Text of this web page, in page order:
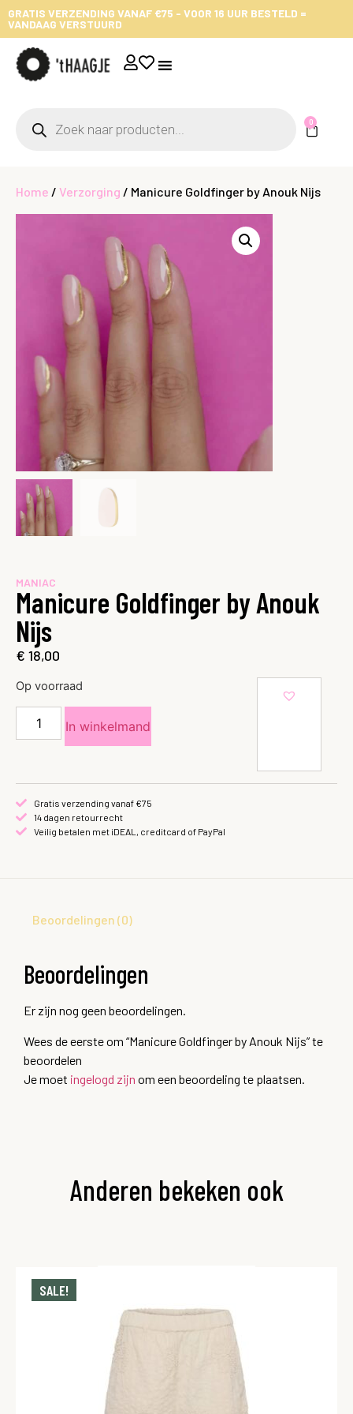
GRATIS VERZENDING VANAF €75 - VOOR 16 UUR BESTELD =
VANDAAG VERSTUURD
0
Home / Verzorging / Manicure Goldfinger by Anouk Nijs
MANIAC
Manicure Goldfinger by Anouk
Nijs
€ 18,00
Op voorraad
In winkelmand
Gratis verzending vanaf €75
14 dagen retourrecht
Veilig betalen met iDEAL, creditcard of PayPal
Beoordelingen (0)
Beoordelingen
Er zijn nog geen beoordelingen.
Wees de eerste om “Manicure Goldfinger by Anouk Nijs” te
beoordelen
Je moet ingelogd zijn om een beoordeling te plaatsen.
Anderen bekeken ook
SALE!